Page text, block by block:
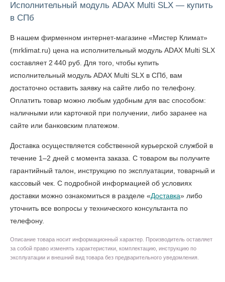
Исполнительный модуль ADAX Multi SLX — купить
в СПб
В нашем фирменном интернет-магазине «Мистер Климат»
(mrklimat.ru) цена на исполнительный модуль ADAX Multi SLX
составляет 2 440 руб. Для того, чтобы купить
исполнительный модуль ADAX Multi SLX в СПб , вам
достаточно оставить заявку на сайте либо по телефону.
Оплатить товар можно любым удобным для вас способом:
наличными или карточкой при получении, либо заранее на
сайте или банковским платежом.
Доставка осуществляется собственной курьерской службой в
течение 1–2 дней с момента заказа. С товаром вы получите
гарантийный талон, инструкцию по эксплуатации, товарный и
кассовый чек. С подробной информацией об условиях
доставки можно ознакомиться в разделе «Доставка» либо
уточнить все вопросы у технического консультанта по
телефону.
Описание товара носит информационный характер. Производитель оставляет
за собой право изменять характеристики, комплектацию, инструкцию по
эксплуатации и внешний вид товара без предварительного уведомления.